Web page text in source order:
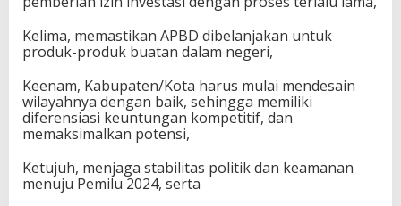
Kelima, memastikan APBD dibelanjakan untuk
produk-produk buatan dalam negeri,
Keenam, Kabupaten/Kota harus mulai mendesain
wilayahnya dengan baik, sehingga memiliki
diferensiasi keuntungan kompetitif, dan
memaksimalkan potensi,
Ketujuh, menjaga stabilitas politik dan keamanan
menuju Pemilu 2024, serta